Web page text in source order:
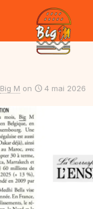
Big M on 4 mai 2026